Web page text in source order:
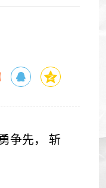
争先， 斩